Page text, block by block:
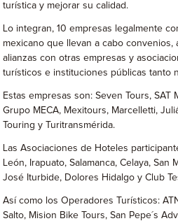
turística y mejorar su calidad.
Lo integran, 10 empresas legalmente
mexicano que llevan a cabo
alianzas con otras empresas y
turísticos e instituciones públicas tanto
Estas empresas son: Seven Tours, SAT
Grupo MECA, Mexitours, Marcelletti,
Touring y Turitransmérida.
Las Asociaciones de Hoteles
León, Irapuato, Salamanca, Celaya, San
José Iturbide, Dolores Hidalgo y Club
Así como los Operadores Turísticos:
Salto, Mision Bike Tours, San Pepe´s